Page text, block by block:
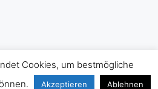
Cookies, um bestmögliche
Akzeptieren Ablehnen